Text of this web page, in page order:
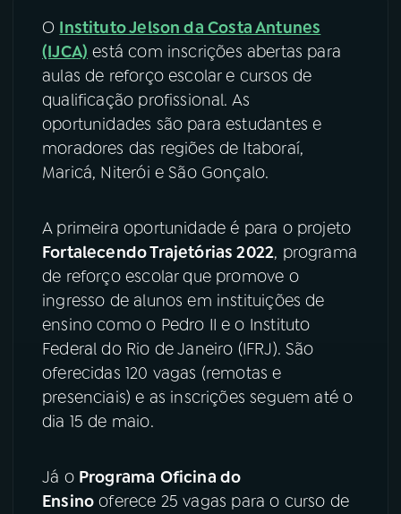
08FESTIVAL DE MÚSICA
ACOMPANHE A RÁDIO NACIONAL
YouTube Facebook
TikTok
O Instituto Jelson da Costa Antunes
(IJCA) está com inscrições abertas para
aulas de reforço escolar e cursos de
qualificação profissional. As
oportunidades são para estudantes e
moradores das regiões de Itaboraí,
Maricá, Niterói e São Gonçalo.
A primeira oportunidade é para o projeto
Fortalecendo Trajetórias 2022, programa
de reforço escolar que promove o
ingresso de alunos em instituições de
ensino como o Pedro II e o Instituto
Federal do Rio de Janeiro (IFRJ). São
oferecidas 120 vagas (remotas e
presenciais) e as inscrições seguem até o
dia 15 de maio.
Já o Programa Oficina do
Ensino oferece 25 vagas para o curso de